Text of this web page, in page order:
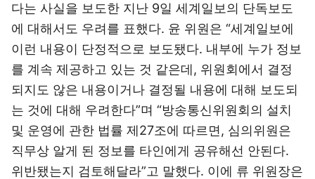
다는 사실을 보도한 지난 9일 세계일보의 단독보도
에 대해서도 우려를 표했다. 윤 위원은 “세계일보에
이런 내용이 단정적으로 보도됐다. 내부에 누가 정보
를 계속 제공하고 있는 것 같은데, 위원회에서 결정
되지도 않은 내용이거나 결정될 내용에 대해 보도되
는 것에 대해 우려한다”며 “방송통신위원회의 설치
및 운영에 관한 법률 제27조에 따르면, 심의위원은
직무상 알게 된 정보를 타인에게 공유해선 안된다.
위반됐는지 검토해달라”고 말했다. 이에 류 위원장은